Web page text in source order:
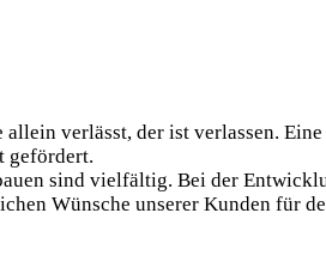
verlässt, der ist verlassen.
gefördert.
sind vielfältig. Bei der
Wünsche unserer Kunden für